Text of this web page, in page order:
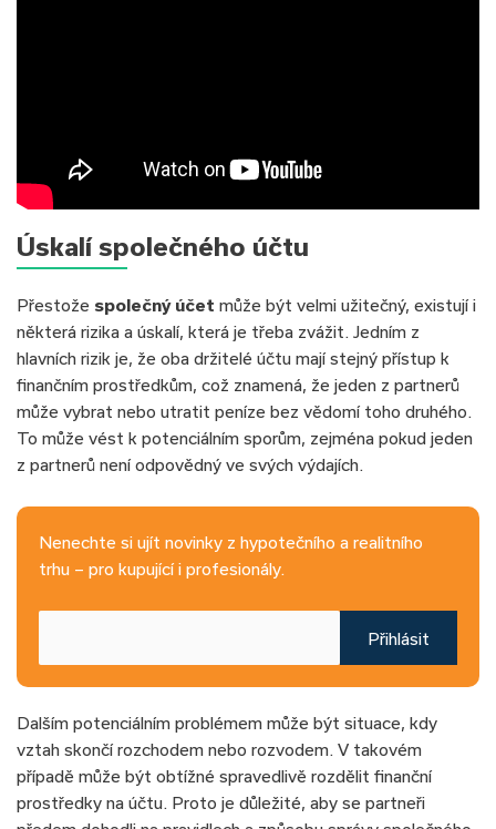
Úskalí společného účtu
Přestože společný účet může být velmi užitečný, existují i
některá rizika a úskalí, která je třeba zvážit. Jedním z
hlavních rizik je, že oba držitelé účtu mají stejný přístup k
finančním prostředkům, což znamená, že jeden z partnerů
může vybrat nebo utratit peníze bez vědomí toho druhého.
To může vést k potenciálním sporům, zejména pokud jeden
z partnerů není odpovědný ve svých výdajích.
Nenechte si ujít novinky z hypotečního a realitního
trhu – pro kupující i profesionály.
Přihlásit
Dalším potenciálním problémem může být situace, kdy
vztah skončí rozchodem nebo rozvodem. V takovém
případě může být obtížné spravedlivě rozdělit finanční
prostředky na účtu. Proto je důležité, aby se partneři